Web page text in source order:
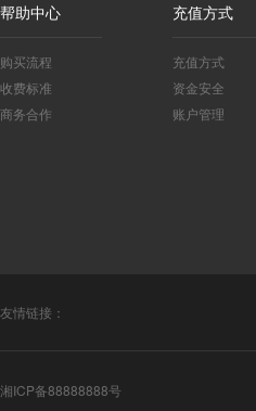
帮助中心
购买流程
收费标准
商务合作
充值方式
充值方式
资金安全
账户管理
友情链接：
湘ICP备88888888号